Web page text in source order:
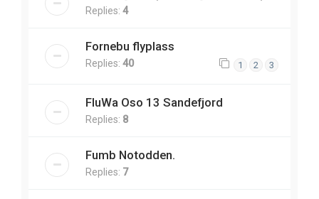
Replies: 4
Fornebu flyplass
Replies: 40 1 2 3
FluWa Oso 13 Sandefjord
Replies: 8
Fumb Notodden.
Replies: 7